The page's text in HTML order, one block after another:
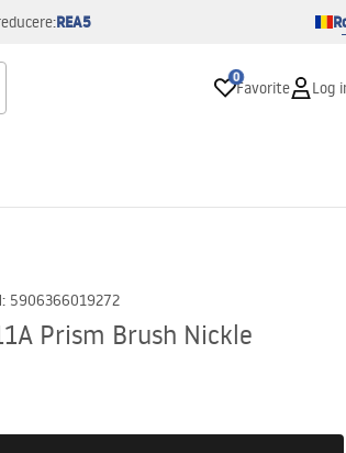
REA5
0
Favorite Log
: 5906366019272
Prism Brush Nickle